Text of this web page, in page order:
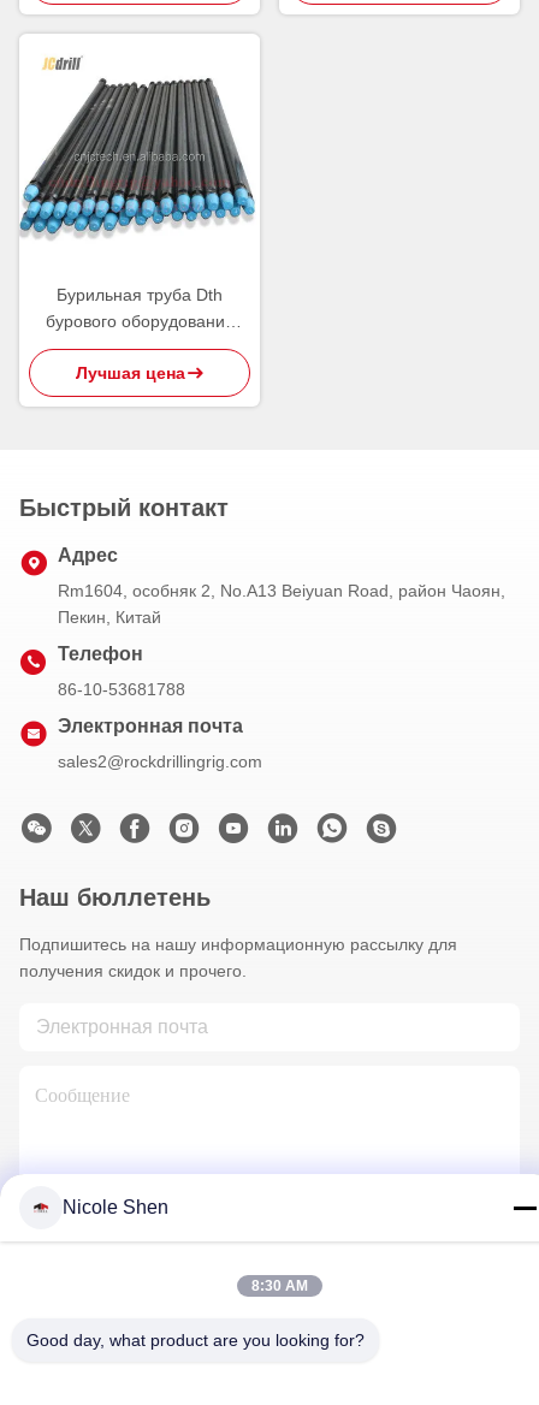
Бурильная труба Dth
бурового оборудования
водяной скважины Api вниз
со стали 8mm отверстия
Лучшая цена
Быстрый контакт
Адрес
Rm1604, особняк 2, No.A13 Beiyuan Road, район Чаоян,
Пекин, Китай
Телефон
86-10-53681788
Электронная почта
sales2@rockdrillingrig.com
Наш бюллетень
Подпишитесь на нашу информационную рассылку для
получения скидок и прочего.
Политика конфиденциальности |Карта сайта
Nicole Shen
8:30 AM
Good day, what product are you looking for?